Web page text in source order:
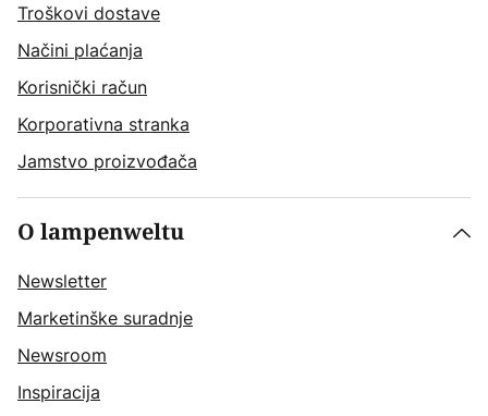
Troškovi dostave
Načini plaćanja
Korisnički račun
Korporativna stranka
Jamstvo proizvođača
O lampenweltu
Newsletter
Marketinške suradnje
Newsroom
Inspiracija